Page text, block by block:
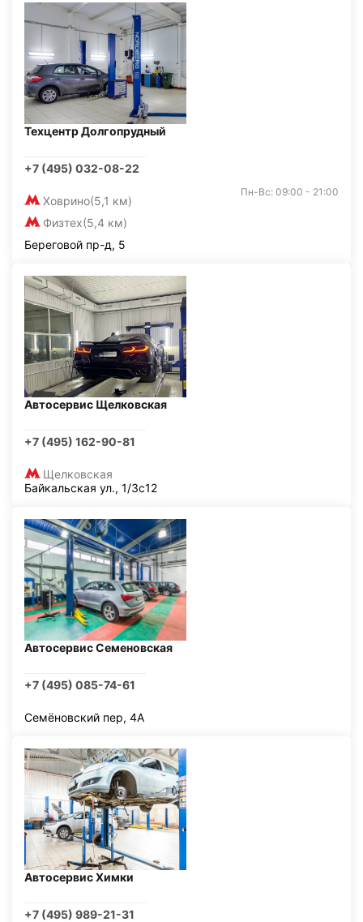
Техцентр Долгопрудный
+7 (495) 032-08-22
Ховрино(5,1 км)
Физтех(5,4 км)
Пн-Вс: 09:00 - 21:00
Береговой пр-д, 5
Автосервис Щелковская
+7 (495) 162-90-81
Щелковская
Байкальская ул., 1/3с12
Автосервис Семеновская
+7 (495) 085-74-61
Семёновский пер, 4А
Автосервис Химки
+7 (495) 989-21-31